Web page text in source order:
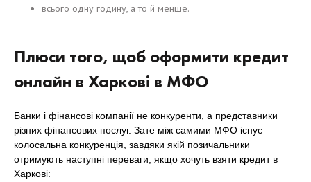
всього одну годину, а то й менше.
Плюси того, щоб оформити кредит
онлайн в Харкові в МФО
Банки і фінансові компанії не конкуренти, а представники
різних фінансових послуг. Зате між самими МФО існує
колосальна конкуренція, завдяки якій позичальники
отримують наступні переваги, якщо хочуть взяти кредит в
Харкові: